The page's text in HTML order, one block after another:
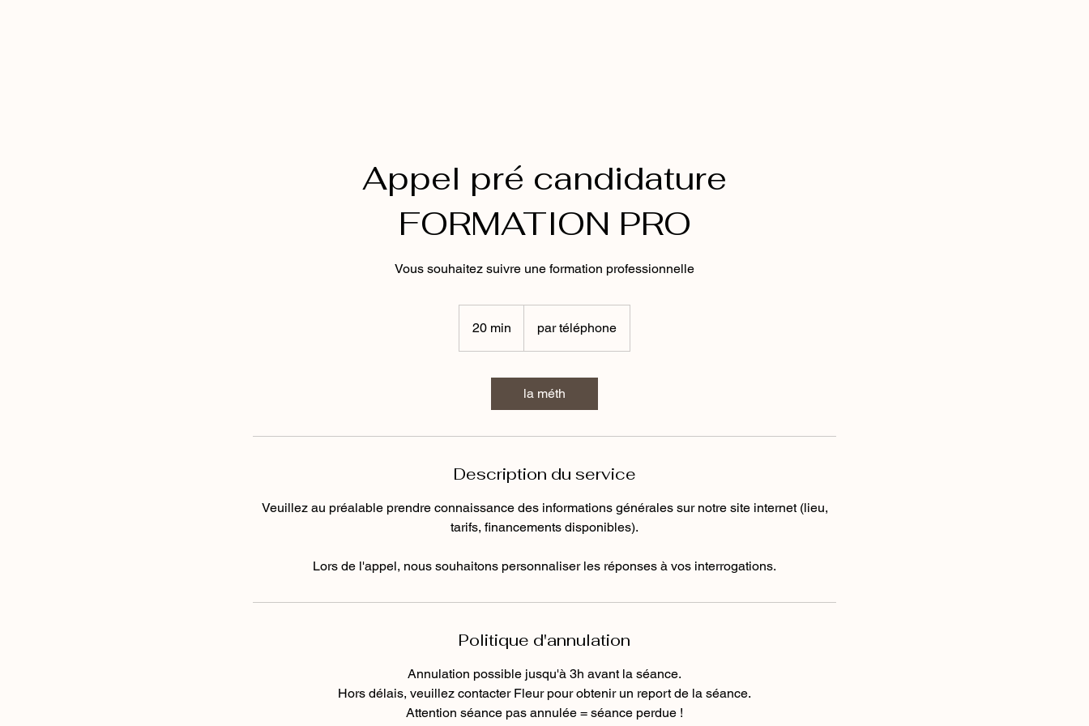
Appel pré candidature
FORMATION PRO
Vous souhaitez suivre une formation professionnelle
20 min
0
par téléphone
la méth
Description du service
Veuillez au préalable prendre connaissance des informations générales sur notre site internet (lieu,
tarifs, financements disponibles).
Lors de l'appel, nous souhaitons personnaliser les réponses à vos interrogations.
Politique d'annulation
Annulation possible jusqu'à 3h avant la séance.
Hors délais, veuillez contacter Fleur pour obtenir un report de la séance.
Attention séance pas annulée = séance perdue !